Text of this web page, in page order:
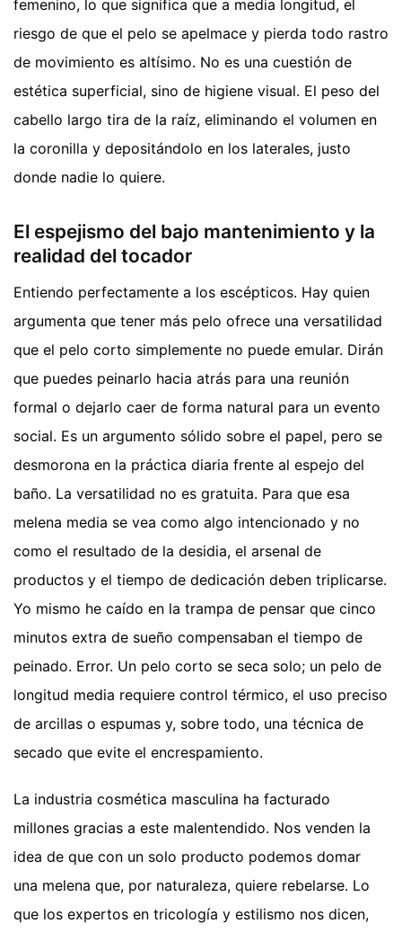
femenino, lo que significa que a media longitud, el
riesgo de que el pelo se apelmace y pierda todo rastro
de movimiento es altísimo. No es una cuestión de
estética superficial, sino de higiene visual. El peso del
cabello largo tira de la raíz, eliminando el volumen en
la coronilla y depositándolo en los laterales, justo
donde nadie lo quiere.
El espejismo del bajo mantenimiento y la
realidad del tocador
Entiendo perfectamente a los escépticos. Hay quien
argumenta que tener más pelo ofrece una versatilidad
que el pelo corto simplemente no puede emular. Dirán
que puedes peinarlo hacia atrás para una reunión
formal o dejarlo caer de forma natural para un evento
social. Es un argumento sólido sobre el papel, pero se
desmorona en la práctica diaria frente al espejo del
baño. La versatilidad no es gratuita. Para que esa
melena media se vea como algo intencionado y no
como el resultado de la desidia, el arsenal de
productos y el tiempo de dedicación deben triplicarse.
Yo mismo he caído en la trampa de pensar que cinco
minutos extra de sueño compensaban el tiempo de
peinado. Error. Un pelo corto se seca solo; un pelo de
longitud media requiere control térmico, el uso preciso
de arcillas o espumas y, sobre todo, una técnica de
secado que evite el encrespamiento.
La industria cosmética masculina ha facturado
millones gracias a este malentendido. Nos venden la
idea de que con un solo producto podemos domar
una melena que, por naturaleza, quiere rebelarse. Lo
que los expertos en tricología y estilismo nos dicen,